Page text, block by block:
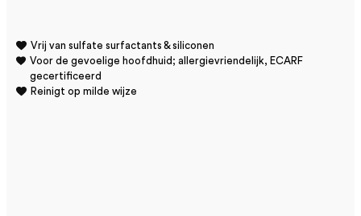
Vrij van sulfate surfactants & siliconen
Voor de gevoelige hoofdhuid; allergievriendelijk, ECARF
gecertificeerd
Reinigt op milde wijze